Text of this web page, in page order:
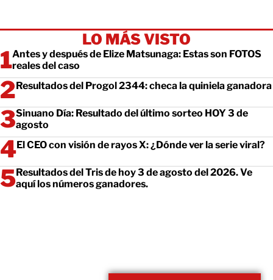
LO MÁS VISTO
Antes y después de Elize Matsunaga: Estas son FOTOS
reales del caso
Resultados del Progol 2344: checa la quiniela ganadora
Sinuano Día: Resultado del último sorteo HOY 3 de
agosto
El CEO con visión de rayos X: ¿Dónde ver la serie viral?
Resultados del Tris de hoy 3 de agosto del 2026. Ve
aquí los números ganadores.